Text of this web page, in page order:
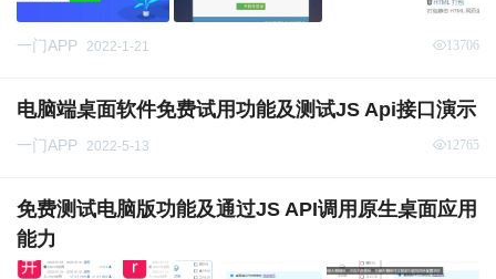
一门APP 2022-1-21 13706
电脑端桌面软件免费试用功能及测试JS Api接口演示
一门APP 2022-5-13 12765
免费测试电脑版功能及通过JS API调用原生桌面应用
能力